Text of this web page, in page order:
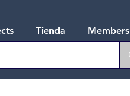
Tienda Members